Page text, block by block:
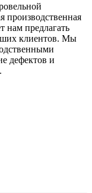
производственная
нам предлагать
клиентов. Мы
дефектов и